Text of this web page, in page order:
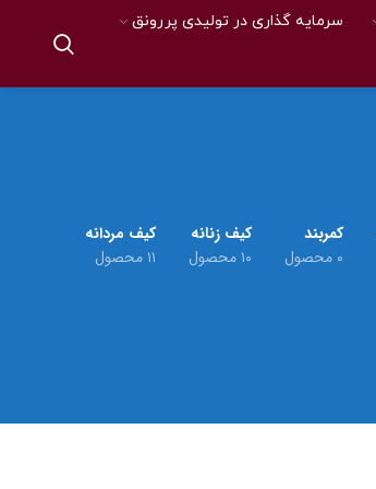
سرمایه گذاری در تولیدی پررونق
کمربند
۰ محصول
کیف زنانه
۱۰ محصول
کیف مردانه
۱۱ محصول